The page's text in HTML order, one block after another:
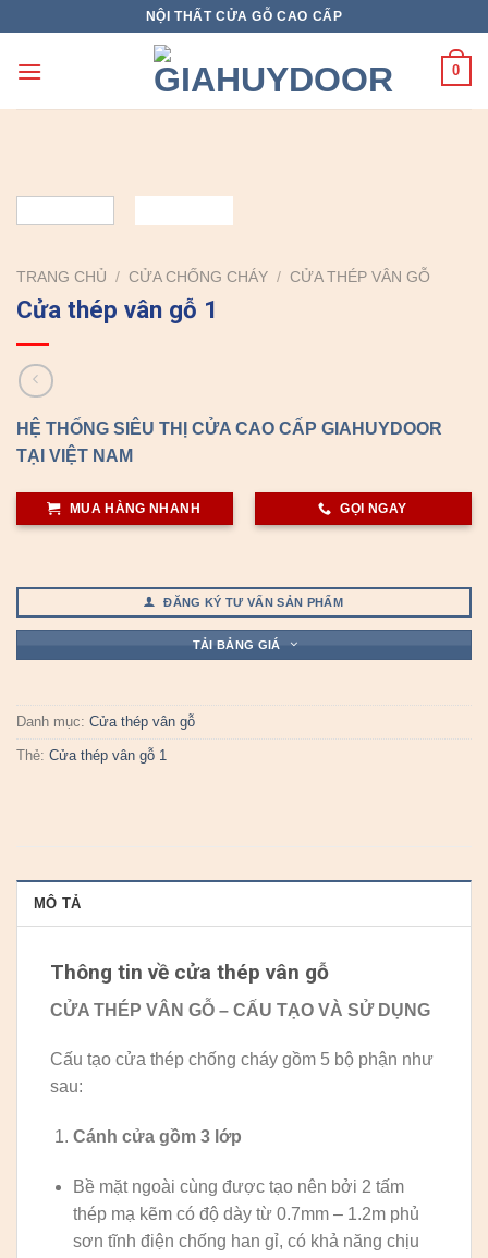
content
NỘI THẤT CỬA GỖ CAO CẤP
0
TRANG CHỦ / CỬA CHỐNG CHÁY / CỬA THÉP VÂN GỖ
Cửa thép vân gỗ 1
HỆ THỐNG SIÊU THỊ CỬA CAO CẤP GIAHUYDOOR
TẠI VIỆT NAM
MUA HÀNG NHANH GỌI NGAY
ĐĂNG KÝ TƯ VẤN SẢN PHẨM
TẢI BẢNG GIÁ
Danh mục: Cửa thép vân gỗ
Thẻ: Cửa thép vân gỗ 1
MÔ TẢ
Thông tin về cửa thép vân gỗ
CỬA THÉP VÂN GỖ – CẤU TẠO VÀ SỬ DỤNG
Cấu tạo cửa thép chống cháy gồm 5 bộ phận như
sau:
Cánh cửa gồm 3 lớp
Bề mặt ngoài cùng được tạo nên bởi 2 tấm
thép mạ kẽm có độ dày từ 0.7mm – 1.2m phủ
sơn tĩnh điện chống han gỉ, có khả năng chịu